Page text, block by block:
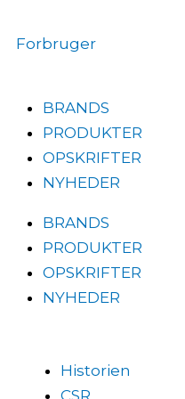
tilForbruger
BRANDS
PRODUKTER
OPSKRIFTER
NYHEDER
BRANDS
PRODUKTER
OPSKRIFTER
NYHEDER
Historien
CSR